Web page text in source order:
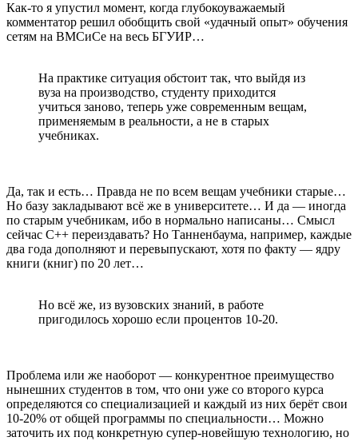
Как-то я упустил момент, когда глубокоуважаемый
комментатор решил обобщить свой «удачный опыт» обучения
сетям на ВМСиСе на весь БГУИР…
На практике ситуация обстоит так, что выйдя из
вуза на производство, студенту приходится
учиться заново, теперь уже современным вещам,
применяемым в реальности, а не в старых
учебниках.
Да, так и есть… Правда не по всем вещам учебники старые…
Но базу закладывают всё же в университете… И да — иногда
по старым учебникам, ибо в нормально написаны… Смысл
сейчас С++ переиздавать? Но Танненбаума, например, каждые
два года дополняют и перевыпускают, хотя по факту — ядру
книги (книг) по 20 лет…
Но всё же, из вузовских знаний, в работе
пригодилось хорошо если процентов 10-20.
Проблема или же наоборот — конкурентное преимущество
нынешних студентов в том, что они уже со второго курса
определяются со специализацией и каждый из них берёт свои
10-20% от общей программы по специальности… Можно
заточить их под конкретную супер-новейшую технологию, но